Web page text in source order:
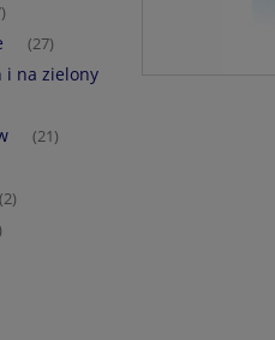
(27)
i na zielony
(21)
(2)